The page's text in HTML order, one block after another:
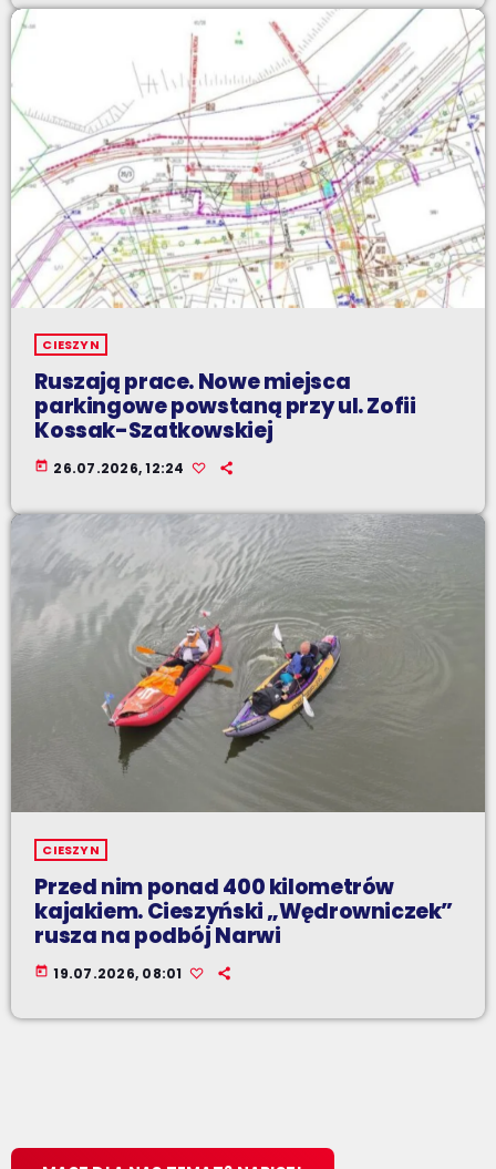
CIESZYN
Ruszają prace. Nowe miejsca
parkingowe powstaną przy ul. Zofii
Kossak-Szatkowskiej
today 26.07.2026, 12:24
CIESZYN
Przed nim ponad 400 kilometrów
kajakiem. Cieszyński „Wędrowniczek”
rusza na podbój Narwi
today 19.07.2026, 08:01